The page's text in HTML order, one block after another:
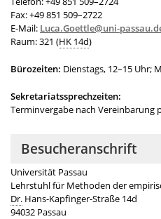
Fax: +49 851 509–2722
E-Mail: Luca.Goettle@uni-
Raum: 321 (HK 14d)
Bürozeiten: Dienstags, 12–15 Uhr;
Sekretariatssprechzeiten:
Terminvergabe nach Vereinbarung
Besucheranschrift
Universität Passau
Lehrstuhl für Methoden der
Dr. Hans-Kapfinger-Straße 14d
94032 Passau